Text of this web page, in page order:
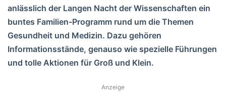
anlässlich der Langen Nacht der Wissenschaften ein
buntes Familien-Programm rund um die Themen
Gesundheit und Medizin. Dazu gehören
Informationsstände, genauso wie spezielle Führungen
und tolle Aktionen für Groß und Klein.
Anzeige